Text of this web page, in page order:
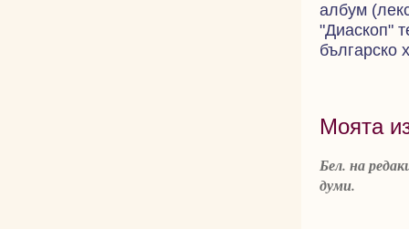
албум
"Диаскоп"
българско
Моята
Бел. на
думи.